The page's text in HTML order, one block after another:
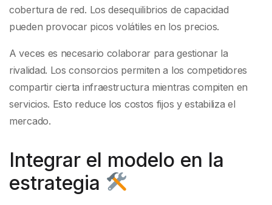
cobertura de red. Los desequilibrios de capacidad
pueden provocar picos volátiles en los precios.
A veces es necesario colaborar para gestionar la
rivalidad. Los consorcios permiten a los competidores
compartir cierta infraestructura mientras compiten en
servicios. Esto reduce los costos fijos y estabiliza el
mercado.
Integrar el modelo en la
estrategia